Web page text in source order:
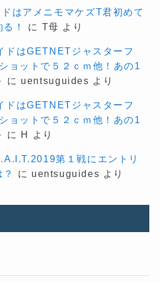
はアメニモマケズT君初めて
！
に T母 より
ドはGETNETジャスターフ
ョットで５２ｃｍ他！あの1
に uentsuguides より
ドはGETNETジャスターフ
ョットで５２ｃｍ他！あの1
に H より
第１戦にエントリ
に uentsuguides より